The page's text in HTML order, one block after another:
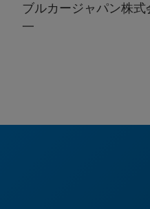
ブルカージャパン株
一